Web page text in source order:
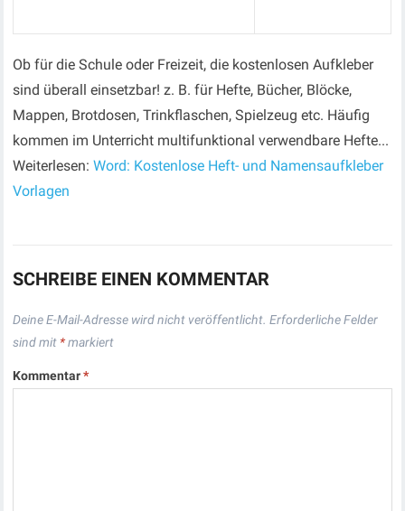
Ob für die Schule oder Freizeit, die kostenlosen Aufkleber
sind überall einsetzbar! z. B. für Hefte, Bücher, Blöcke,
Mappen, Brotdosen, Trinkflaschen, Spielzeug etc. Häufig
kommen im Unterricht multifunktional verwendbare Hefte...
Weiterlesen:Word: Kostenlose Heft- und Namensaufkleber
Vorlagen
SCHREIBE EINEN KOMMENTAR
Deine E-Mail-Adresse wird nicht veröffentlicht. Erforderliche Felder
sind mit *markiert
Kommentar*